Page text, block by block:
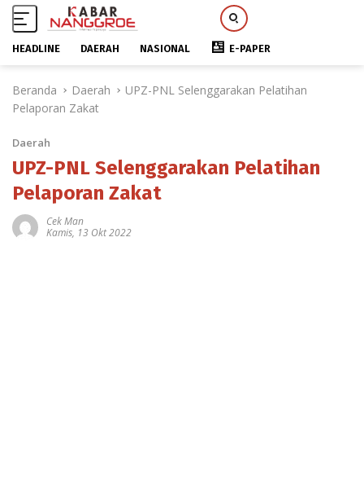
HEADLINE DAERAH NASIONAL E-PAPER
Beranda Daerah
UPZ-PNL Selenggarakan Pelatihan
Pelaporan Zakat
Daerah
UPZ-PNL Selenggarakan Pelatihan
Pelaporan Zakat
Cek Man
Kamis, 13 Okt 2022